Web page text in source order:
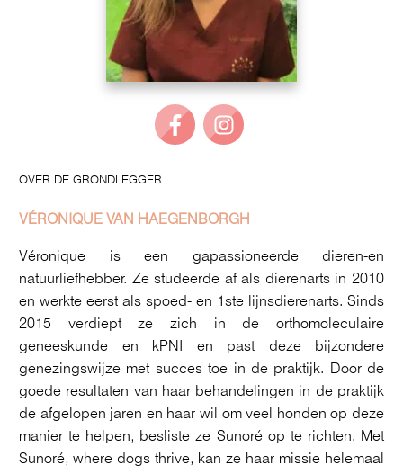
OVER DE GRONDLEGGER
VÉRONIQUE VAN HAEGENBORGH
Véronique is een gapassioneerde dieren-en
natuurliefhebber. Ze studeerde af als dierenarts in 2010
en werkte eerst als spoed- en 1ste lijnsdierenarts. Sinds
2015 verdiept ze zich in de orthomoleculaire
geneeskunde en kPNI en past deze bijzondere
genezingswijze met succes toe in de praktijk. Door de
goede resultaten van haar behandelingen in de praktijk
de afgelopen jaren en haar wil om veel honden op deze
manier te helpen, besliste ze Sunoré op te richten. Met
Sunoré, where dogs thrive, kan ze haar missie helemaal